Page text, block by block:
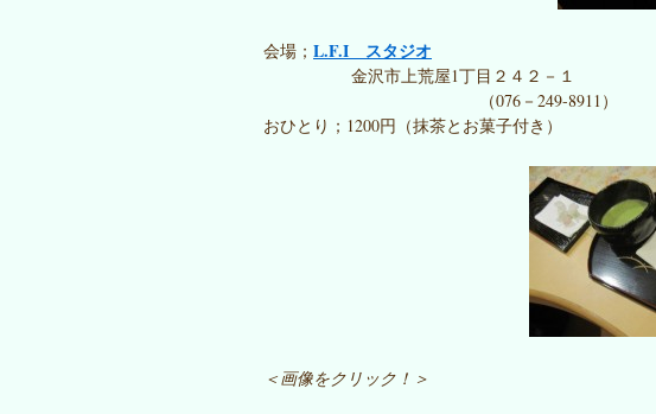
会場； L.F.I スタジオ
金沢市上荒屋1丁目２４２－１
（076－249-8911）
おひとり；1200円（抹茶とお菓子付き）
＜画像をクリック！＞